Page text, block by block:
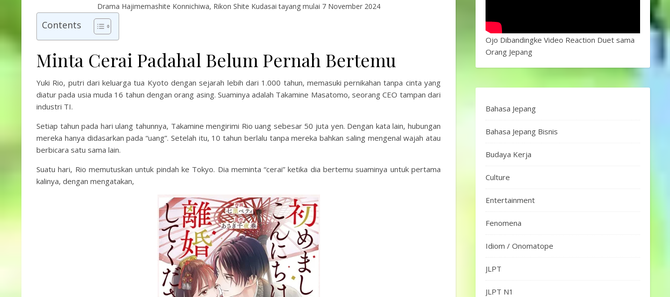
Drama Hajimemashite Konnichiwa, Rikon Shite Kudasai tayang mulai 7 November 2024
Contents
Minta Cerai Padahal Belum Pernah Bertemu
Yuki Rio, putri dari keluarga tua Kyoto dengan sejarah lebih dari 1.000 tahun, memasuki pernikahan tanpa cinta yang
diatur pada usia muda 16 tahun dengan orang asing. Suaminya adalah Takamine Masatomo, seorang CEO tampan dari
industri TI.
Setiap tahun pada hari ulang tahunnya, Takamine mengirimi Rio uang sebesar 50 juta yen. Dengan kata lain, hubungan
mereka hanya didasarkan pada “uang”. Setelah itu, 10 tahun berlalu tanpa mereka bahkan saling mengenal wajah atau
berbicara satu sama lain.
Suatu hari, Rio memutuskan untuk pindah ke Tokyo. Dia meminta “cerai” ketika dia bertemu suaminya untuk pertama
kalinya, dengan mengatakan,
Ojo Dibandingke Video Reaction Duet sama
Orang Jepang
Bahasa Jepang
Bahasa Jepang Bisnis
Budaya Kerja
Culture
Entertainment
Fenomena
Idiom / Onomatope
JLPT
JLPT N1